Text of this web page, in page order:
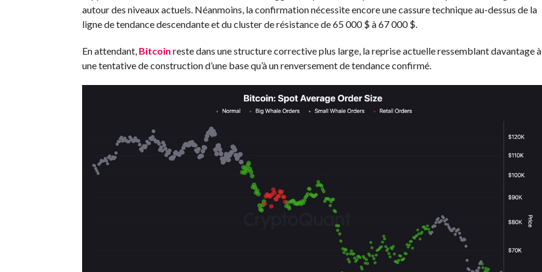
autour des niveaux actuels. Néanmoins, la confirmation nécessite encore une cassure technique au-dessus de la
ligne de tendance descendante et du cluster de résistance de 65 000 $ à 67 000 $.
En attendant, Bitcoin reste dans une structure corrective plus large, la reprise actuelle ressemblant davantage à
une tentative de construction d’une base qu’à un renversement de tendance confirmé.